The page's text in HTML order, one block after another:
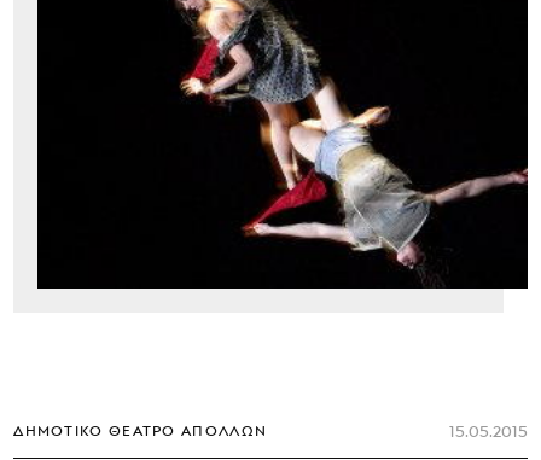
15.05.2015
ΔΗΜΟΤΙΚΌ ΘΈΑΤΡΟ ΑΠΌΛΛΩΝ